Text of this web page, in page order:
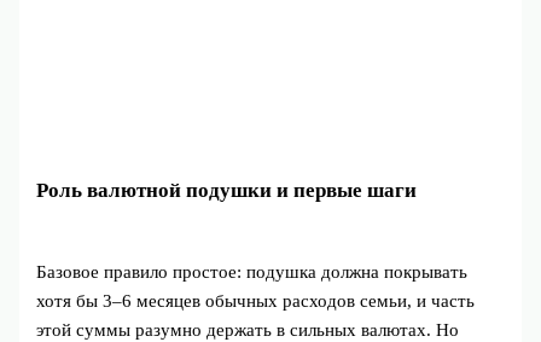
Роль валютной подушки и первые шаги
Базовое правило простое: подушка должна покрывать
хотя бы 3–6 месяцев обычных расходов семьи, и часть
этой суммы разумно держать в сильных валютах. Но